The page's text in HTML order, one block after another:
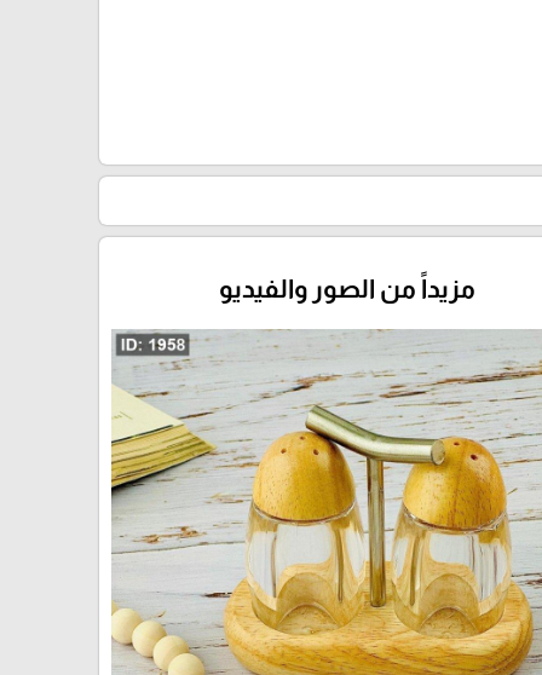
مزيداً من الصور والفيديو